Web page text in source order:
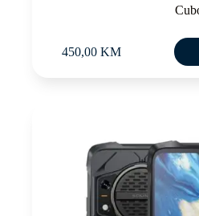
450,00 KM